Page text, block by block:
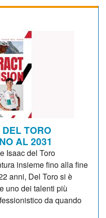
TORO
AL 2031
Isaac del Toro
insieme fino alla fine
anni, Del Toro si è
uno dei talenti più
da quando